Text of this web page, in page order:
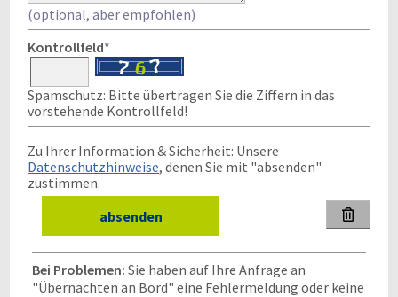
(optional, aber empfohlen)
Kontrollfeld*
Spamschutz: Bitte übertragen Sie die Ziffern in das
vorstehende Kontrollfeld!
Zu Ihrer Information & Sicherheit: Unsere
Datenschutzhinweise, denen Sie mit "absenden"
zustimmen.

Bei Problemen: Sie haben auf Ihre Anfrage an
"Übernachten an Bord" eine Fehlermeldung oder keine